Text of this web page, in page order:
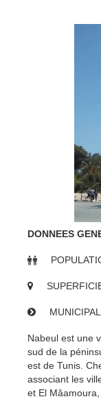
DONNEES
Nabeul est une
sud de la
est de Tunis.
associant les
et El